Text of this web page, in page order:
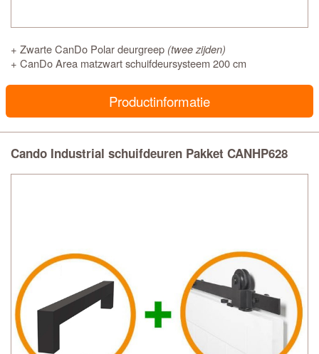
+ Zwarte CanDo Polar deurgreep (twee zijden)
+ CanDo Area matzwart schuifdeursysteem 200 cm
Productinformatie
Cando Industrial schuifdeuren Pakket CANHP628